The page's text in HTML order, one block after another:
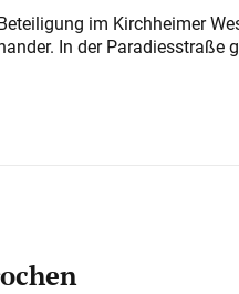
im Kirchheimer
In der Paradiesstraße